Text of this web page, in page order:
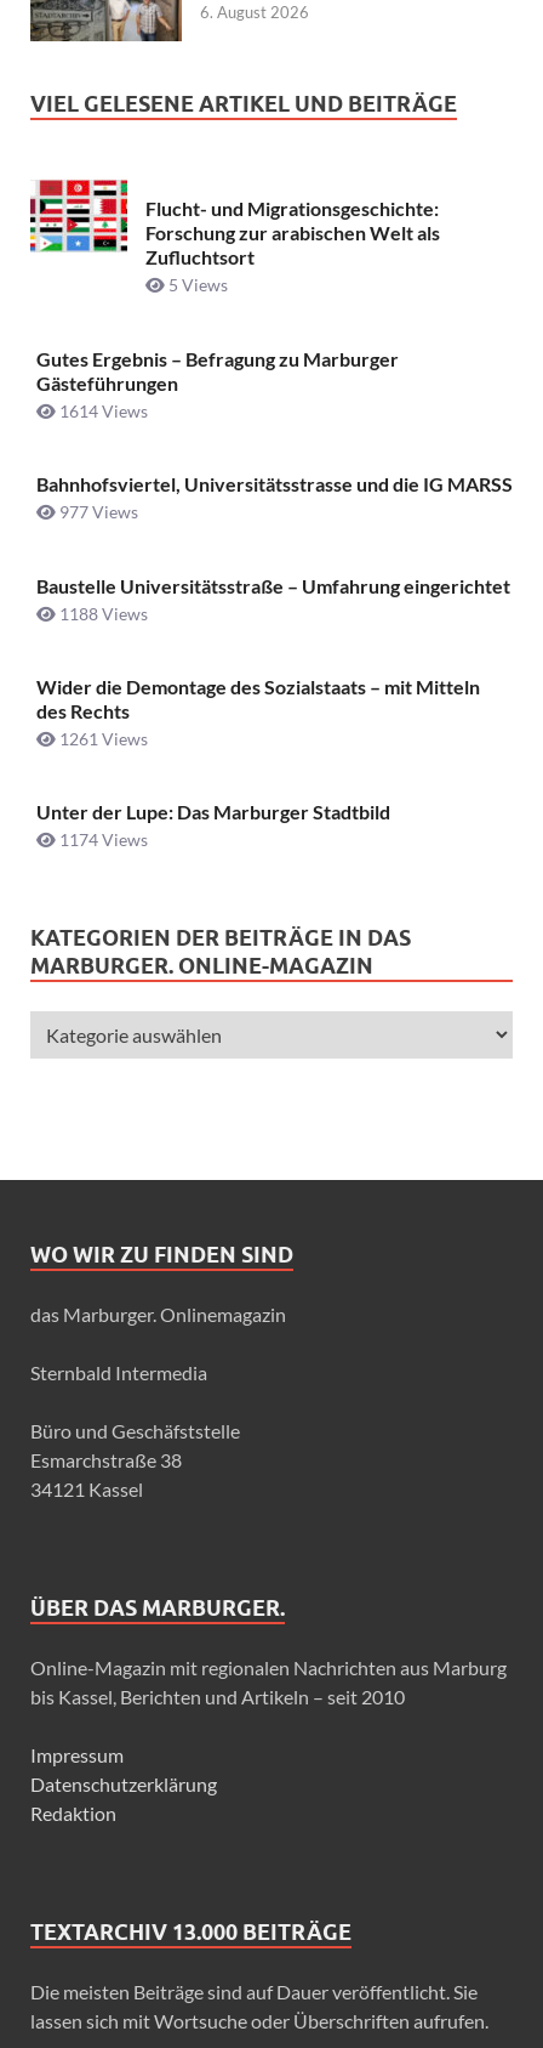
6. August 2026
VIEL GELESENE ARTIKEL UND BEITRÄGE
Flucht- und Migrationsgeschichte:
Forschung zur arabischen Welt als
Zufluchtsort
5 Views
Gutes Ergebnis – Befragung zu Marburger
Gästeführungen
1614 Views
Bahnhofsviertel, Universitätsstrasse und die IG MARSS
977 Views
Baustelle Universitätsstraße ­– Umfahrung eingerichtet
1188 Views
Wider die Demontage des Sozialstaats – mit Mitteln
des Rechts
1261 Views
Unter der Lupe: Das Marburger Stadtbild
1174 Views
KATEGORIEN DER BEITRÄGE IN DAS
MARBURGER. ONLINE-MAGAZIN
WO WIR ZU FINDEN SIND
das Marburger. Onlinemagazin
Sternbald Intermedia
Büro und Geschäfststelle
Esmarchstraße 38
34121 Kassel
ÜBER DAS MARBURGER.
Online-Magazin mit regionalen Nachrichten aus Marburg
bis Kassel, Berichten und Artikeln – seit 2010
Impressum
Datenschutzerklärung
Redaktion
TEXTARCHIV 13.000 BEITRÄGE
Die meisten Beiträge sind auf Dauer veröffentlicht. Sie
lassen sich mit Wortsuche oder Überschriften aufrufen.